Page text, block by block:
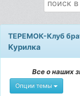
ТЕРЕМОК-Клуб
Kурилка
Все о наших
Опции темы